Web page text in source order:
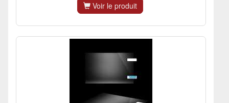
Voir le produit